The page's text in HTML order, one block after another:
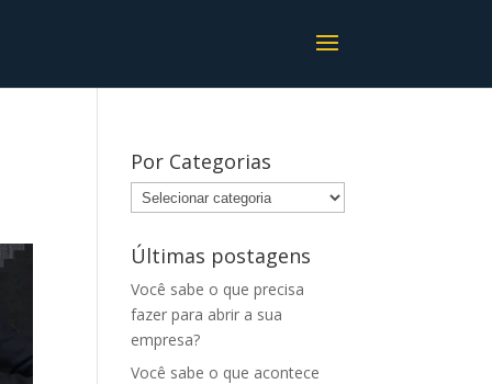
Por Categorias
Por
Categorias
Últimas postagens
Você sabe o que precisa
fazer para abrir a sua
empresa?
Você sabe o que acontece